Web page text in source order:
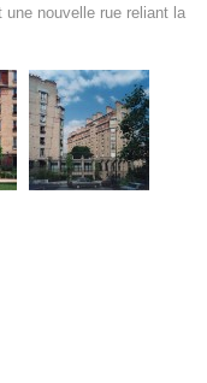
une nouvelle rue reliant la